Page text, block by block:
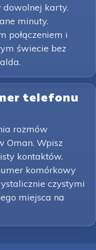
dowolnej karty.
minuty.
połączeniem i
świecie bez
telefonu
rozmów
Oman. Wpisz
kontaktów.
komórkowy
czystymi
miejsca na